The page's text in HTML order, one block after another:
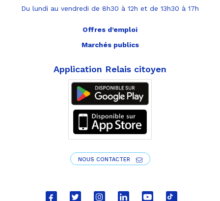
Du lundi au vendredi de 8h30 à 12h et de 13h30 à 17h
Offres d’emploi
Marchés publics
Application Relais citoyen
NOUS CONTACTER